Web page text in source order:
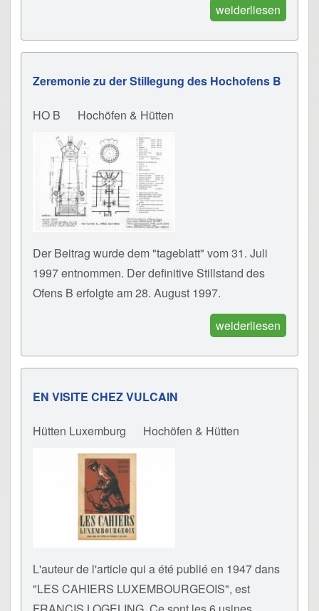
weiderliesen
Zeremonie zu der Stillegung des Hochofens B
HO B Hochöfen & Hütten
Der Beitrag wurde dem "tageblatt" vom 31. Juli
1997 entnommen. Der definitive Stillstand des
Ofens B erfolgte am 28. August 1997.
weiderliesen
EN VISITE CHEZ VULCAIN
Hütten Luxemburg Hochöfen & Hütten
L'auteur de l'article qui a été publié en 1947 dans
"LES CAHIERS LUXEMBOURGEOIS", est